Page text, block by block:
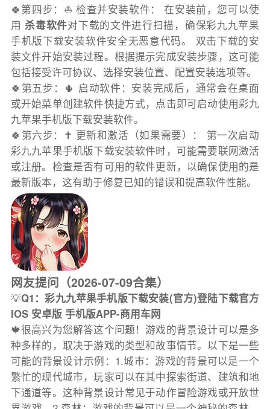
🍀第四步：⛵️ 检查并安装软件： 在安装前，您可以使
用杀毒软件对下载的文件进行扫描，确保彩九九苹果
手机版下载安装软件安全无恶意代码。 双击下载的安
装文件开始安装过程。根据提示完成安装步骤，这可能
包括接受许可协议、选择安装位置、配置安装选项等。
🍀第五步：🌵 启动软件：安装完成后，通常会在桌面
或开始菜单创建软件快捷方式，点击即可启动使用彩九
九苹果手机版下载安装软件。
🍀第六步：✝️ 更新和激活（如果需要）： 第一次启动
彩九九苹果手机版下载安装软件时，可能需要联网激活
或注册。检查是否有可用的软件更新，以确保使用的是
最新版本，这有助于修复已知的错误和提高软件性能。
网友提问（2026-07-09合集）
💡Q1：彩九九苹果手机版下载安装(官方)登陆下载官方
IOS 安卓版 手机版APP-商用车网
🍁很高兴为您解答这个问题！游戏的背景设计可以是多
种多样的，取决于游戏的类型和故事情节。以下是一些
可能的背景设计示例：1.城市：游戏的背景可以是一个
繁忙的现代城市，玩家可以在其中探索街道、建筑和地
下通道等。这种背景设计常见于动作冒险游戏或开放世